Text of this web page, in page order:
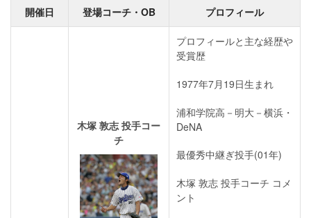
開催日 登場コーチ・OB プロフィール
木塚 敦志 投手コー
チ
プロフィールと主な経歴や
受賞歴
1977年7月19日生まれ
浦和学院高－明大－横浜・
DeNA
最優秀中継ぎ投手(01年)
木塚 敦志 投手コーチ コメ
ント